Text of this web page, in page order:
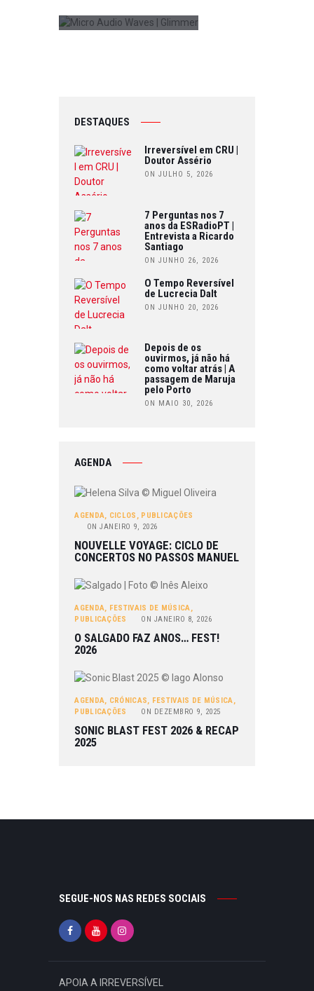
DESTAQUES
Irreversível em CRU |
Doutor Assério
ON JULHO 5, 2026
7 Perguntas nos 7
anos da ESRadioPT |
Entrevista a Ricardo
Santiago
ON JUNHO 26, 2026
O Tempo Reversível
de Lucrecia Dalt
ON JUNHO 20, 2026
Depois de os
ouvirmos, já não há
como voltar atrás | A
passagem de Maruja
pelo Porto
ON MAIO 30, 2026
AGENDA
AGENDA, CICLOS , PUBLICAÇÕES
ON JANEIRO 9, 2026
NOUVELLE VOYAGE: CICLO DE
CONCERTOS NO PASSOS MANUEL
AGENDA, FESTIVAIS DE MÚSICA,
PUBLICAÇÕES
ON JANEIRO 8, 2026
O SALGADO FAZ ANOS… FEST!
2026
AGENDA, CRÓNICAS, FESTIVAIS DE MÚSICA,
PUBLICAÇÕES
ON DEZEMBRO 9, 2025
SONIC BLAST FEST 2026 & RECAP
2025
SEGUE-NOS NAS REDES SOCIAIS
APOIA A IRREVERSÍVEL